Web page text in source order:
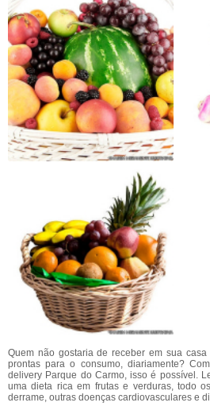
Quem não gostaria de receber em sua
prontas para o consumo, diariamente?
delivery Parque do Carmo, isso é possível.
uma dieta rica em frutas e verduras, todo
derrame, outras doenças cardiovasculares e